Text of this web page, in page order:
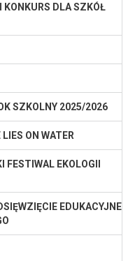
KONKURS DLA SZKÓŁ
SZKOLNY 2025/2026
ON WATER
FESTIWAL EKOLOGII
EDUKACYJNE